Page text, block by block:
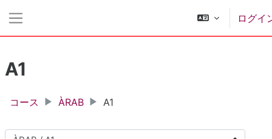
ログイ
A1
コース ÀRAB A1